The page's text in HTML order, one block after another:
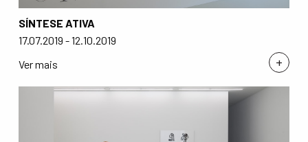
+
SÍNTESE ATIVA
17.07.2019 - 12.10.2019
Ver mais